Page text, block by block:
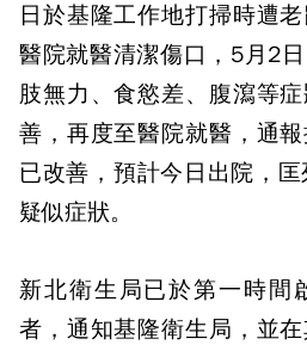
日於基隆工作地打掃時遭
醫院就醫清潔傷口，5月2
肢無力、食慾差、腹瀉等
善，再度至醫院就醫，通
已改善，預計今日出院，
疑似症狀。
新北衛生局已於第一時間
者，通知基隆衛生局，並